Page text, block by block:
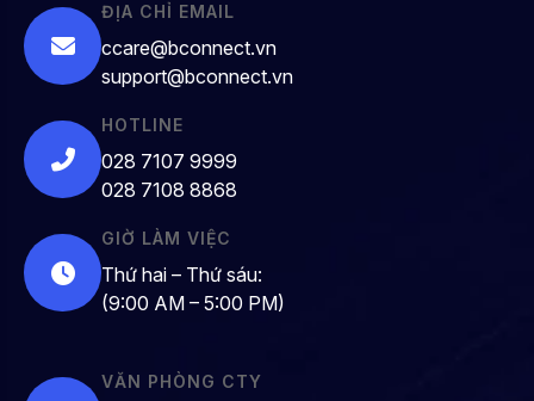
ĐỊA CHỈ EMAIL
ccare@bconnect.vn
support@bconnect.vn
HOTLINE
028 7107 9999
028 7108 8868
GIỜ LÀM VIỆC
Thứ hai – Thứ sáu:
(9:00 AM – 5:00 PM)
VĂN PHÒNG CTY